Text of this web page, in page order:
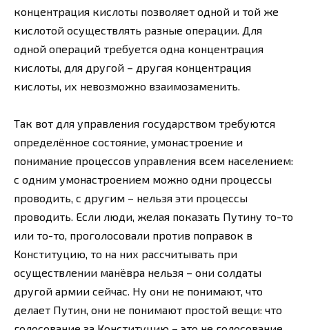
концентрация кислоты позволяет одной и той же
кислотой осуществлять разные операции. Для
одной операций требуется одна концентрация
кислоты, для другой – другая концентрация
кислоты, их невозможно взаимозаменить.
Так вот для управления государством требуются
определённое состояние, умонастроение и
понимание процессов управления всем населением:
с одним умонастроением можно одни процессы
проводить, с другим – нельзя эти процессы
проводить. Если люди, желая показать Путину то-то
или то-то, проголосовали против поправок в
Конституцию, то на них рассчитывать при
осуществлении манёвра нельзя – они солдаты
другой армии сейчас. Ну они не понимают, что
делает Путин, они не понимают простой вещи: что